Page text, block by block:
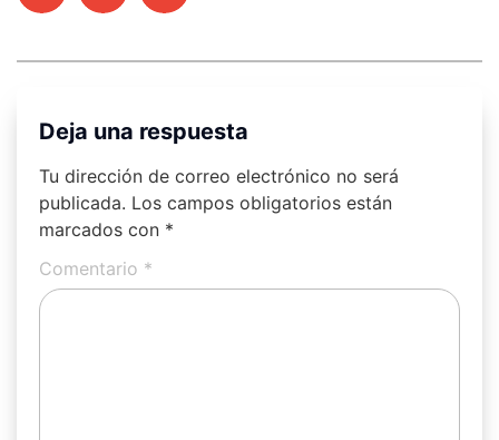
Deja una respuesta
Tu dirección de correo electrónico no será
publicada. Los campos obligatorios están
marcados con *
Comentario *